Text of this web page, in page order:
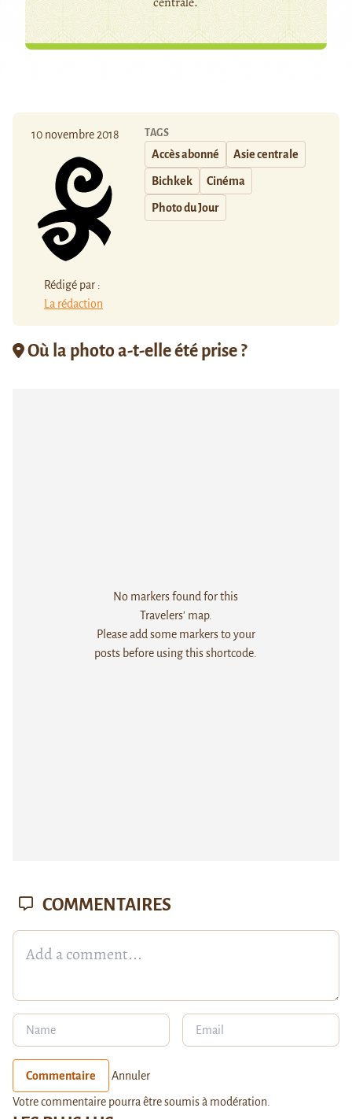
10 novembre 2018
Rédigé par :
La rédaction
TAGS
Accès abonné Asie centrale
Bichkek Cinéma
Photo du Jour
Où la photo a-t-elle été prise ?
No markers found for this
Travelers' map.
Please add some markers to your
posts before using this shortcode.
COMMENTAIRES
Commentaire Annuler
Votre commentaire pourra être soumis à modération.